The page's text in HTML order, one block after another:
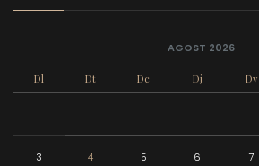
AGOST 2026
Dl Dt Dc Dj Dv
3 4 5 6 7